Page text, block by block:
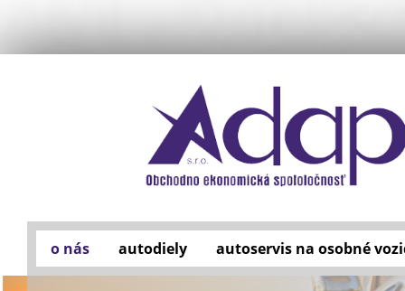
o nás autodiely autoservis na osobné